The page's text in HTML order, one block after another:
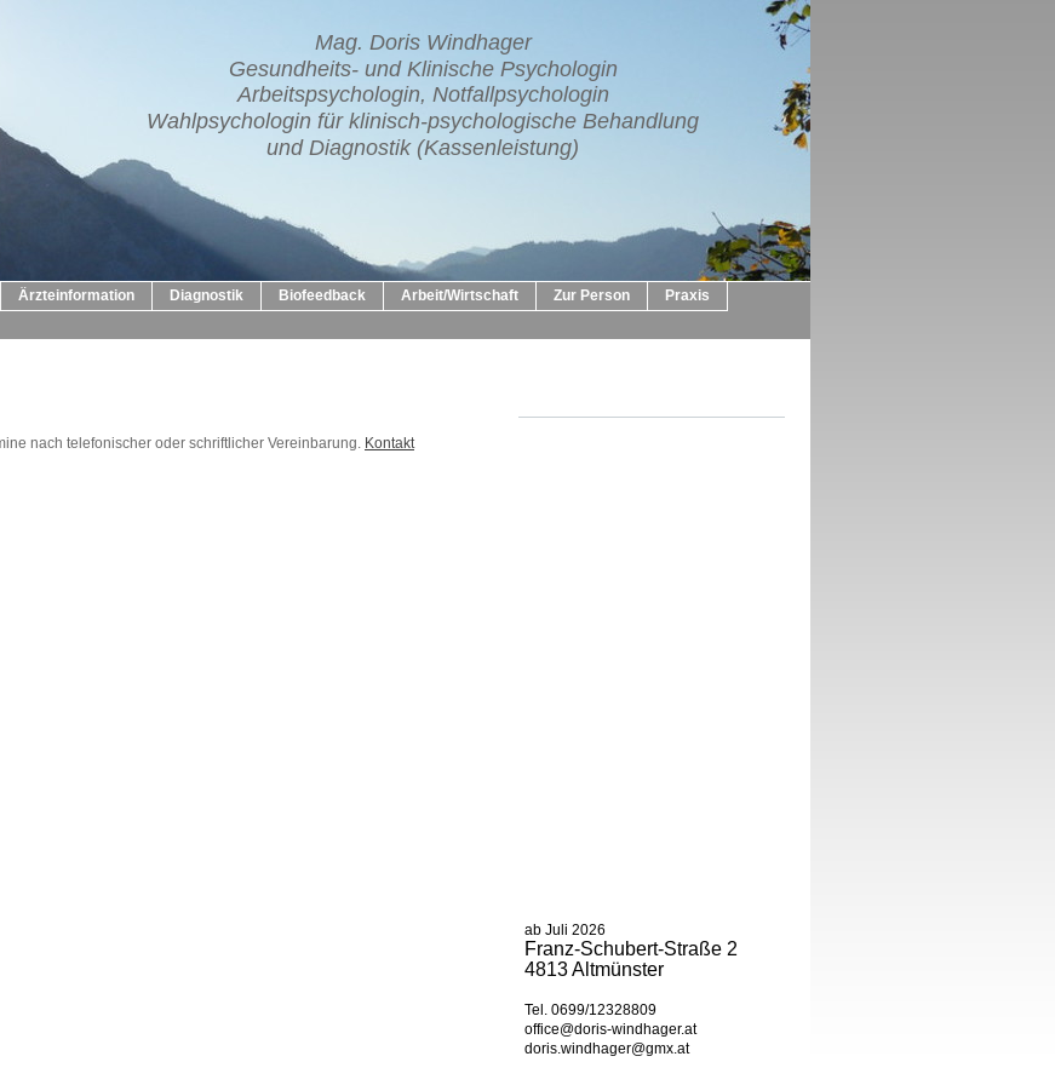
Mag. Doris Windhager
Gesundheits- und Klinische Psychologin
Arbeitspsychologin, Notfallpsychologin
Wahlpsychologin für klinisch-psychologische Behandlung
und Diagnostik (Kassenleistung)
Ärzteinformation Diagnostik Biofeedback Arbeit/Wirtschaft Zur Person
Praxis
nach telefonischer oder schriftlicher Vereinbarung. Kontakt
ab Juli 2026
Franz-Schubert-Straße 2
4813 Altmünster
Tel. 0699/12328809
office@doris-windhager.at
doris.windhager@gmx.at